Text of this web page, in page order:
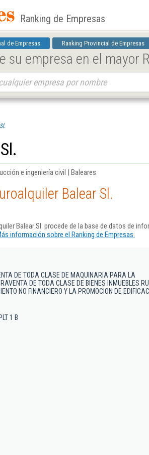
Ranking de Empresas
de Empresas Ranking Provincial de Empresas
su empresa en el mayor
e ingeniería civil | Baleares
Balear Sl.
Balear Sl. procede de la base de datos de
información sobre el Ranking de Empresas.
DE TODA CLASE DE MAQUINARIA PARA LA
DE TODA CLASE DE BIENES INMUEBLES
NO FINANCIERO Y LA PROMOCION DE
1 B